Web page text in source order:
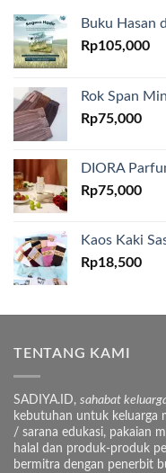
Buku Hasan
Rp105,000
Rok Span
Rp75,000
DIORA
Rp75,000
Kaos Kaki
Rp18,500
TENTANG KAMI
SADIYA.ID, sahabat
kebutuhan untuk keluarga
/ sarana edukasi, pakaian
halal dan produk-produk
bermitra dengan penerbit